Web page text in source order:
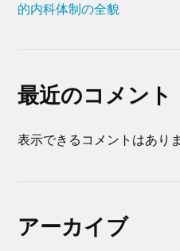
的内科体制の全貌
最近のコメント
表示できるコメントはあり
アーカイブ